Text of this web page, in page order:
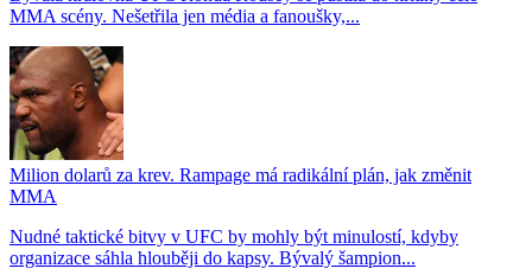
MMA scény. Nešetřila jen média a fanoušky,...
Milion dolarů za krev. Rampage má radikální plán, jak změnit
MMA
Nudné taktické bitvy v UFC by mohly být minulostí, kdyby
organizace sáhla hlouběji do kapsy. Bývalý šampion...